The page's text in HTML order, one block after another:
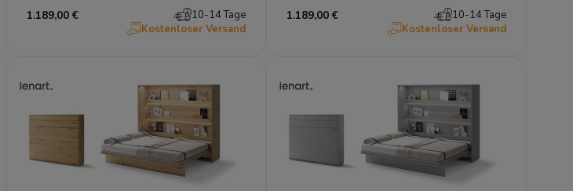
1.189,00 €
10-14 Tage
Kostenloser Versand
1.189,00 €
10-14 Tage
Kostenloser Versand